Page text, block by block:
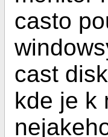
casto
cast
kde je k